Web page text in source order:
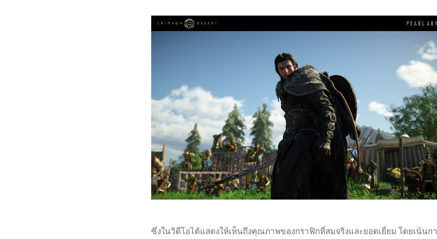
ซึ่งในวิดีโอได้แสดงให้เห็นถึงคุณภาพของกราฟิกที่สมจริงและยอดเยี่ยม โดยเน้นก